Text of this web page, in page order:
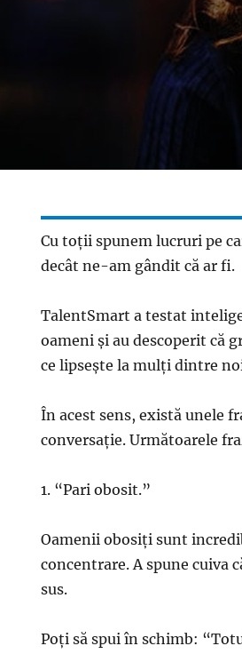
Cu toții spunem lucruri pe
decât ne-am gândit că ar fi.
TalentSmart a testat
oameni și au descoperit că
ce lipsește la mulți dintre
În acest sens, există unele
conversație. Următoarele
1. “Pari obosit.”
Oamenii obosiți sunt
concentrare. A spune cuiva
sus.
Poți să spui în schimb: